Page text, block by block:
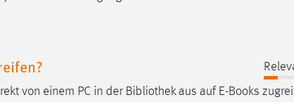
von einem PC in der Bibliothekaus auf E-Books